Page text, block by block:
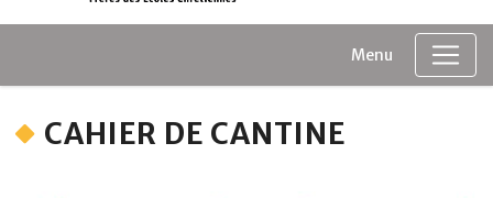
Menu
CAHIER DE CANTINE